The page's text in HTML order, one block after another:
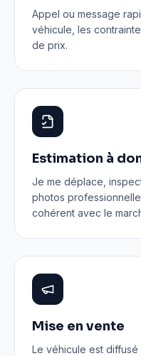
Appel ou message
véhicule, les
de prix.
Estimation à
Je me déplace,
photos
cohérent avec le
Mise en vente
Le véhicule est